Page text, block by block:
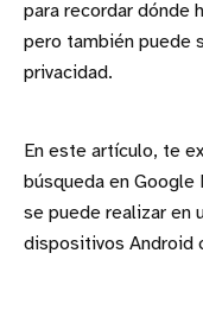
para recordar dónde
pero también puede
privacidad.
En este artículo, te
búsqueda en Google
se puede realizar en
dispositivos Android